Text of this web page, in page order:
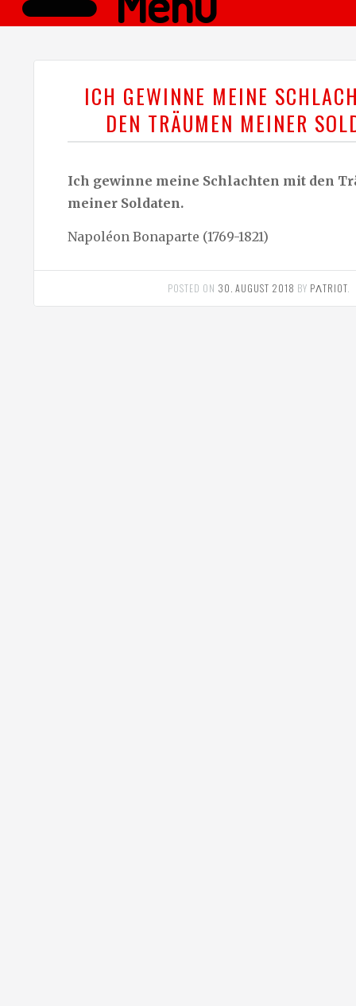
ICH GEWINNE MEINE
DEN TRÄUMEN MEINER
Ich gewinne meine Schlachten mit den
meiner Soldaten.
Napoléon Bonaparte (1769-1821)
POSTED ON 30. AUGUST 2018 BY PΛTRIOT